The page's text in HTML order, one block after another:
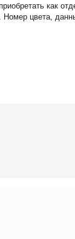
как
цвета,